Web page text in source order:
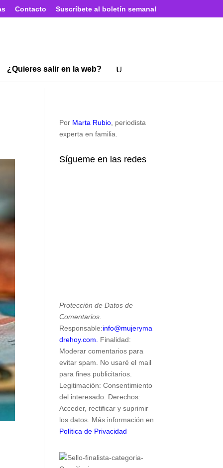
Contacto Suscríbete al boletín semanal
¿Quieres salir en la web?
Por Marta Rubio , periodista
experta en familia.
Sígueme en las redes
Protección de Datos de
Comentarios
Responsable:info@mujeryma
drehoy.com.
Finalidad:
Moderar comentarios para
evitar spam. No usaré el mail
para fines publicitarios.
Legitimación: Consentimiento
del interesado. Derechos:
Acceder, rectificar y suprimir
los datos. Más información en
Política de Privacidad